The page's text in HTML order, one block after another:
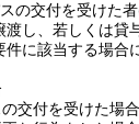
の交付を受けた者
し、若しくは貸
に該当する場
交付を受けた場合